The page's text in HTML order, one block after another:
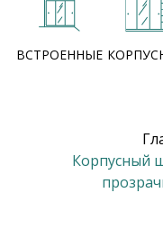
ВСТРОЕННЫЕ
Корпусный